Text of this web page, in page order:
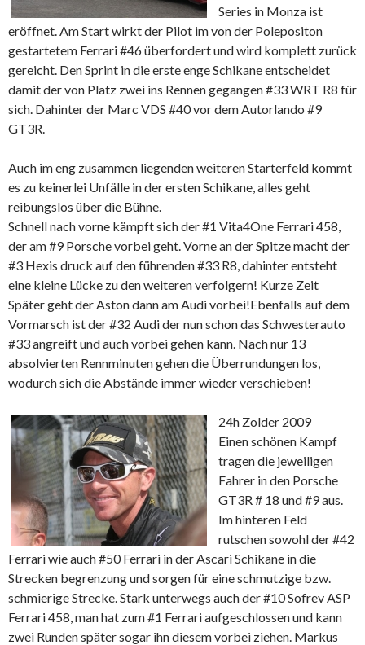
Series in Monza ist
eröffnet. Am Start wirkt der Pilot im von der Polepositon
gestartetem Ferrari #46 überfordert und wird komplett zurück
gereicht. Den Sprint in die erste enge Schikane entscheidet
damit der von Platz zwei ins Rennen gegangen #33 WRT R8 für
sich. Dahinter der Marc VDS #40 vor dem Autorlando #9
GT3R.
Auch im eng zusammen liegenden weiteren Starterfeld kommt
es zu keinerlei Unfälle in der ersten Schikane, alles geht
reibungslos über die Bühne.
Schnell nach vorne kämpft sich der #1 Vita4One Ferrari 458,
der am #9 Porsche vorbei geht. Vorne an der Spitze macht der
#3 Hexis druck auf den führenden #33 R8, dahinter entsteht
eine kleine Lücke zu den weiteren verfolgern! Kurze Zeit
Später geht der Aston dann am Audi vorbei!Ebenfalls auf dem
Vormarsch ist der #32 Audi der nun schon das Schwesterauto
#33 angreift und auch vorbei gehen kann. Nach nur 13
absolvierten Rennminuten gehen die Überrundungen los,
wodurch sich die Abstände immer wieder verschieben!
24h Zolder 2009
Einen schönen Kampf
tragen die jeweiligen
Fahrer in den Porsche
GT3R # 18 und #9 aus.
Im hinteren Feld
rutschen sowohl der #42
Ferrari wie auch #50 Ferrari in der Ascari Schikane in die
Strecken begrenzung und sorgen für eine schmutzige bzw.
schmierige Strecke. Stark unterwegs auch der #10 Sofrev ASP
Ferrari 458, man hat zum #1 Ferrari aufgeschlossen und kann
zwei Runden später sogar ihn diesem vorbei ziehen. Markus